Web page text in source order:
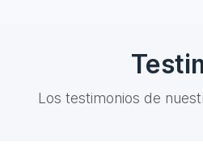
Los testimonios de